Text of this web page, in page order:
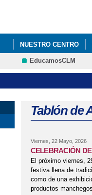
NUESTRO CENTRO
EducamosCLM
Tablón de
Viernes, 22 Mayo, 2026
CELEBRACIÓN
El próximo viernes,
festiva llena de
como de una
productos